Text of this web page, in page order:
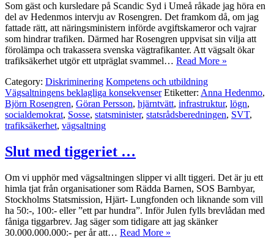
Som gäst och kursledare på Scandic Syd i Umeå råkade jag höra en
del av Hedenmos intervju av Rosengren. Det framkom då, om jag
fattade rätt, att näringsministern införde avgiftskameror och vajrar
som hindrar trafiken. Därmed har Rosengren uppvisat sin vilja att
förolämpa och trakassera svenska vägtrafikanter. Att vägsalt ökar
trafiksäkerhet utgör ett utpräglat svammel… Read More »
Category: Diskriminering Kompetens och utbildning
Vägsaltningens beklagliga konsekvenser Etiketter: Anna Hedenmo,
Björn Rosengren, Göran Persson, hjärntvätt, infrastruktur, lögn,
socialdemokrat, Sosse, statsminister, statsrådsberedningen, SVT,
trafiksäkerhet, vägsaltning
Slut med tiggeriet …
Om vi upphör med vägsaltningen slipper vi allt tiggeri. Det är ju ett
himla tjat från organisationer som Rädda Barnen, SOS Barnbyar,
Stockholms Statsmission, Hjärt- Lungfonden och liknande som vill
ha 50:-, 100:- eller ”ett par hundra”. Inför Julen fylls brevlådan med
fåniga tiggarbrev. Jag säger som tidigare att jag skänker
30.000.000.000:- per år att… Read More »